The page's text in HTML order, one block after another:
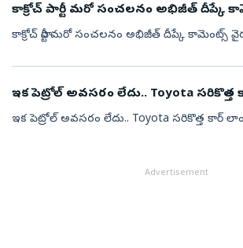
కాక్రోచ్ పార్టీ మరో సంచలనం అభిజీత్ దీప్కే
కాక్రోచ్ పార్టీ మరో సంచలనం అభిజీత్ దీప్కే కామెంట్స్
ఇక పెట్రోల్ అవసరం లేదు.. Toyota
ఇక పెట్రోల్ అవసరం లేదు.. Toyota సరికొత్త కార్
Advertisement